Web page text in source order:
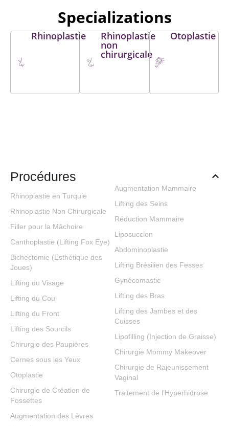
vestibular system
noise free
İLA KADRİ
acetylcysteine
protects outer
hair cells against
KADRİ, Ahmed
Jamal, Mittal
Water Thomas R,
Eshraghi Adrien A
Acta Oto-
138(8), 676-684.,
Specializations
Rhinoplastie Rhinoplastie
non
chirurgicale
Otoplastie
Procédures
Rhinoplastie en Turquie
Rhinoplastie Non Chirurgicale
Filler pour la Mâchoire
Canthoplastie (Lifting Fox Eye)
Bichectomie (Esthétique des
Joues)
Lifting du Visage
Lifting du Cou
Lifting du Front
Lifting des Sourcils
Chirurgie des Paupières
Cernes sous les Yeux
Otoplastie
Chirurgie de Création de
Fossettes
Augmentation des Lèvres
Augmentation Mammaire
Lifting des Seins
Réduction Mammaire
Liposuccion
Abdominoplastie
Lifting Brésilien des Fesses
Gynécomastie
Lifting des Bras
Lifting des Jambes et des
Cuisses
Lipofilling (Injection de Graisse)
Chirurgie Mommy Makeover
Chirurgie de Rajeunissement
Vaginal
Traitement de l’Hyperhidrose